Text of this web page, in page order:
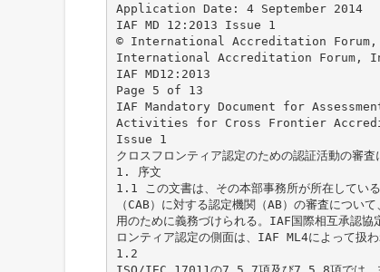
Application Date: 4 September 2014
IAF MD 12:2013 Issue 1
© International Accreditation
International Accreditation Forum,
IAF MD12:2013
Page 5 of 13
IAF Mandatory Document for
Activities for Cross Frontier
Issue 1
クロスフロンティア認定のための認証活動の審
1. 序文
1.1 この文書は、その本部事務所が所在してい
（CAB）に対する認定機関（AB）の審査につ
用のために義務づけられる。IAF国際相互承認協
ロンティア認定の側面は、IAF ML4によって扱わ
1.2
ISO/IEC 17011の7.5.7項及び7.5.8項では、主